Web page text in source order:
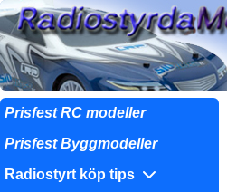
Prisfest RC modeller
Prisfest Byggmodeller
Radiostyrt köp tips